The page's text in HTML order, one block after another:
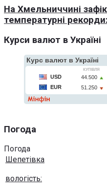
На Хмельниччині
температурні
Курси валют в Україні
Погода
Погода
Шепетівка
вологість: